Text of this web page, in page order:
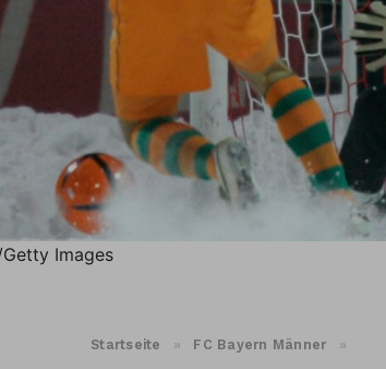
Images
Startseite » FC Bayern Männer »